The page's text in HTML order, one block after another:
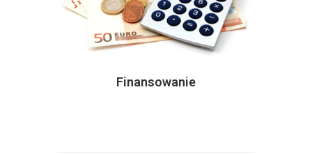
Finansowanie